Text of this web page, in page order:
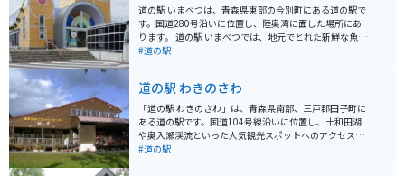
道の駅 いまべつは、青森県東部の今別町にある道の駅で
す。国道280号沿いに位置し、陸奥湾に面した場所にあ
ります。 道の駅 いまべつでは、地元でとれた新鮮な魚介
類を使った料理が人気です。特に、陸奥湾でとれたホタ
も販売しています。 バイクで訪れる場合、道の駅 いまべ
つには広い駐車場が完備されているので安心です。陸奥
湾沿いの国道280号は、景色が良くツーリングにも最適
な道です。道の駅 いまべつで休憩を兼ねて、地元グルメ
を堪能してみてはいかがでしょうか。
#道の駅
道の駅 わきのさわ
「道の駅 わきのさわ」は、青森県南部、三戸郡田子町に
ある道の駅です。国道104号線沿いに位置し、十和田湖
や奥入瀬渓流といった人気観光スポットへのアクセスも
良好です。 特産品であるニンニクを使った料理が人気
#道の駅